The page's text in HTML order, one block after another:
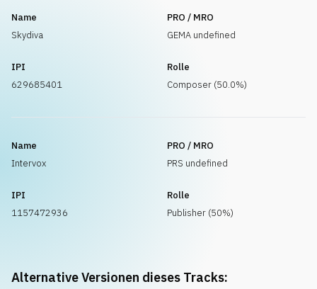
Name
Skydiva
PRO / MRO
GEMA undefined
IPI
629685401
Rolle
Composer (50.0%)
Name
Intervox
PRO / MRO
PRS undefined
IPI
1157472936
Rolle
Publisher (50%)
Alternative Versionen dieses Tracks: